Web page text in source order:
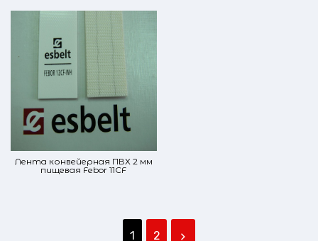
Лента конвейерная ПВХ 2 мм
пищевая Febor 11CF
1 2